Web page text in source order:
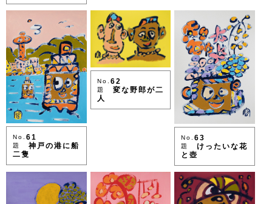
No. 61
題
神戸の港に船
二隻
No. 62
題
変な野郎が二
人
No.63
題
けったいな花
と壺